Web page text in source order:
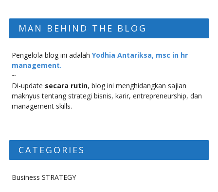
MAN BEHIND THE BLOG
Pengelola blog ini adalah Yodhia Antariksa, msc in hr
management.
~
Di-update secara rutin, blog ini menghidangkan sajian
maknyus tentang strategi bisnis, karir, entrepreneurship, dan
management skills.
CATEGORIES
Business STRATEGY